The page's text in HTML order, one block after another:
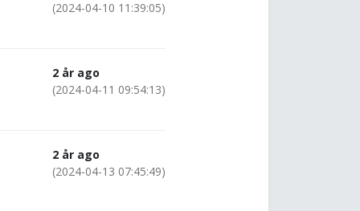
(2024-04-10 11:39:05)
2 år ago
(2024-04-11 09:54:13)
2 år ago
(2024-04-13 07:45:49)